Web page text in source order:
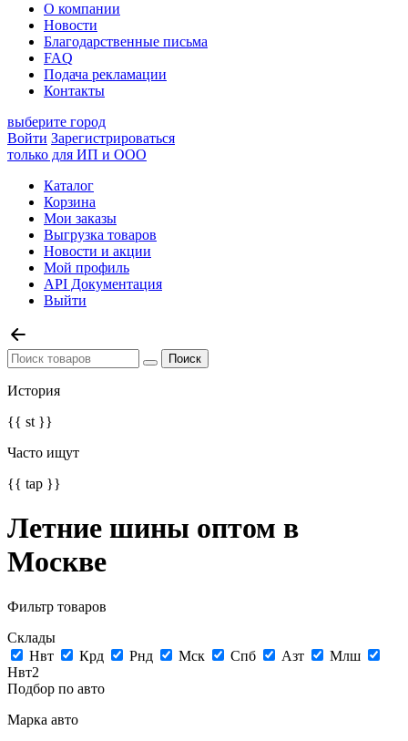
О компании
Новости
Благодарственные письма
FAQ
Подача рекламации
Контакты
выберите город
Войти Зарегистрироваться
только для ИП и ООО
Каталог
Корзина
Мои заказы
Выгрузка товаров
Новости и акции
Мой профиль
API Документация
Выйти
История
{{ st }}
Часто ищут
{{ tap }}
Летние шины оптом в
Москве
Фильтр товаров
Склады
Нвт
Крд Рнд Мск Спб Азт
Млш
Нвт2
Подбор по авто
Марка авто